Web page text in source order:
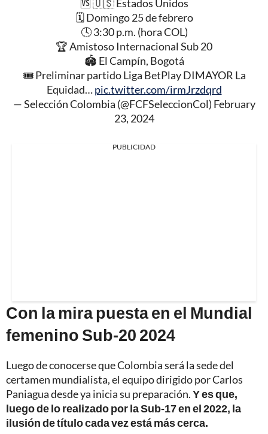
🆚 🇺🇸 Estados Unidos
🗓 Domingo 25 de febrero
🕓 3:30 p.m. (hora COL)
🏆 Amistoso Internacional Sub 20
🏟 El Campín, Bogotá
🎟 Preliminar partido Liga BetPlay DIMAYOR La
Equidad…pic.twitter.com/irmJrzdqrd
— Selección Colombia (@FCFSeleccionCol) February
23, 2024
PUBLICIDAD
Con la mira puesta en el Mundial
femenino Sub-20 2024
Luego de conocerse que Colombia será la sede del
certamen mundialista, el equipo dirigido por Carlos
Paniagua desde ya inicia su preparación.Y es que,
luego de lo realizado por la Sub-17 en el 2022, la
ilusión de título cada vez está más cerca.